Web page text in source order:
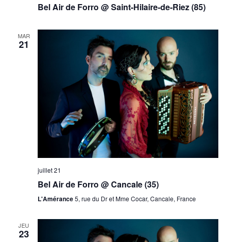
Bel Air de Forro @ Saint-Hilaire-de-Riez (85)
MAR
21
juillet 21
Bel Air de Forro @ Cancale (35)
L'Amérance5, rue du Dr et Mme Cocar, Cancale, France
JEU
23